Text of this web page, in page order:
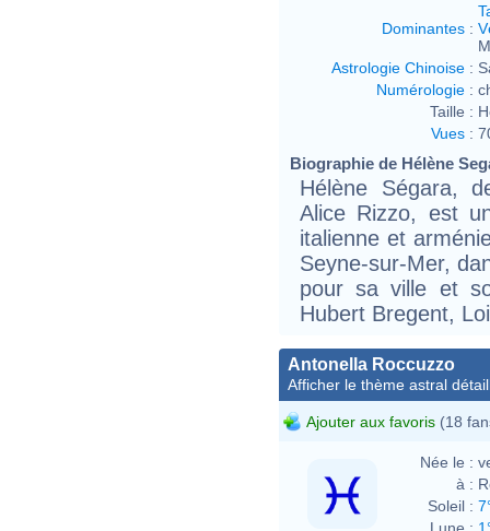
Dominantes :
Astrologie Chinoise :
Numérologie :
Taille :
Vues :
Biographie de Hélène
Hélène Ségara,
Alice Rizzo, est
italienne et
Seyne-sur-Mer,
pour sa ville et
Hubert Bregent,
Antonella Roccuzzo
Afficher le thème astral
Ajouter aux favoris (18
Née le :
à :
Soleil :
Lune :